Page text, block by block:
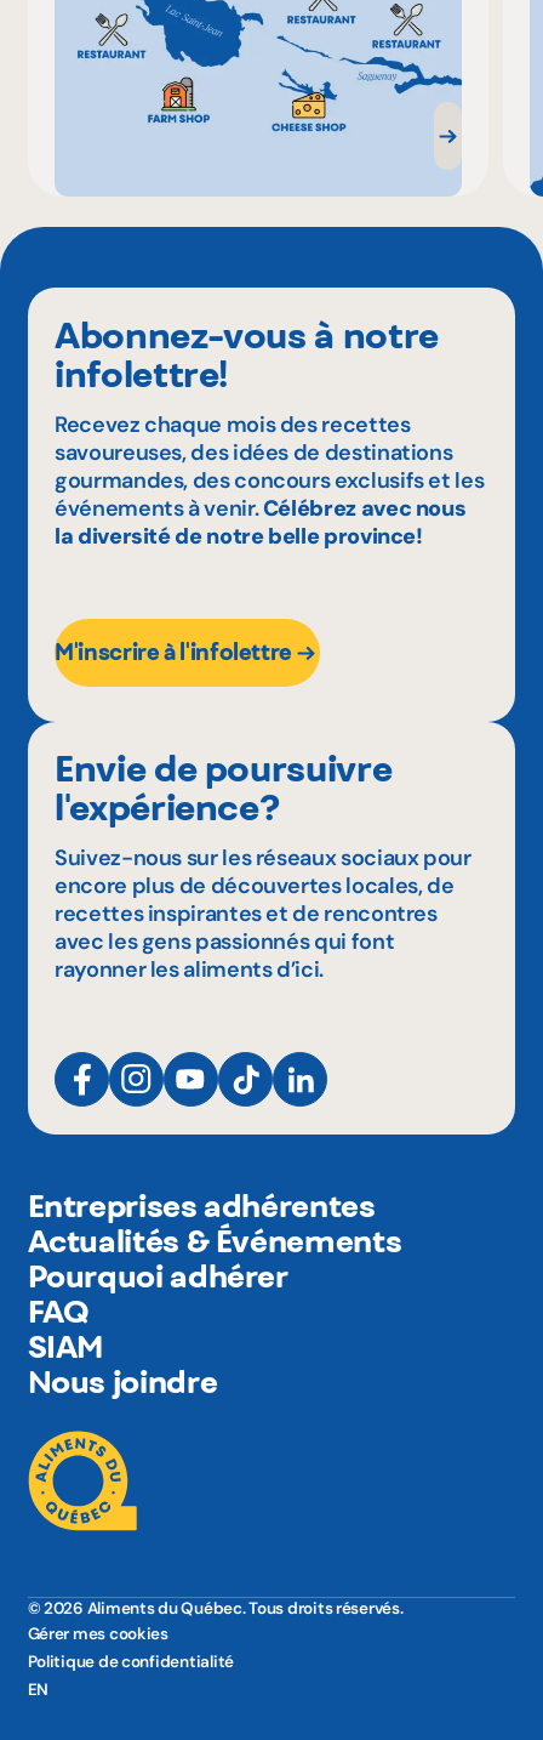
Abonnez-vous à notre
infolettre!
Recevez chaque mois des recettes
savoureuses, des idées de destinations
gourmandes, des concours exclusifs et les
événements à venir.Célébrez avec nous
la diversité de notre belle province!
M'inscrire à l'infolettre
Envie de poursuivre
l'expérience?
Suivez-nous sur les réseaux sociaux pour
encore plus de découvertes locales, de
recettes inspirantes et de rencontres
avec les gens passionnés qui font
rayonner les aliments d’ici.
Entreprises adhérentes
Actualités & Événements
Pourquoi adhérer
FAQ
SIAM
Nous joindre
© 2026 Aliments du Québec. Tous droits réservés.
Gérer mes cookies
Politique de confidentialité
EN